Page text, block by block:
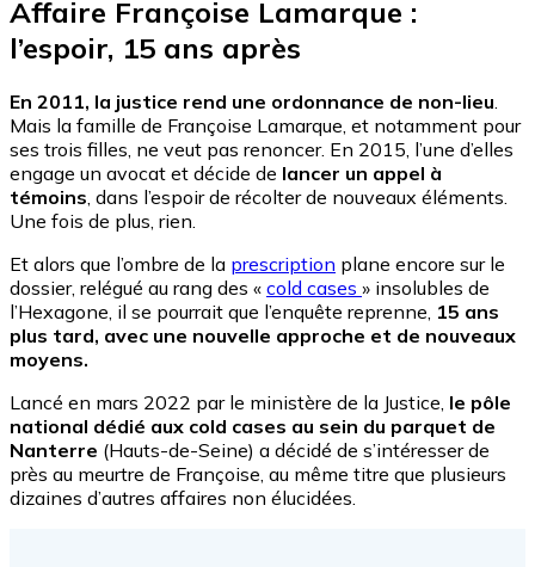
Affaire Françoise Lamarque :
l’espoir, 15 ans après
En 2011, la justice rend une ordonnance de non-lieu.
Mais la famille de Françoise Lamarque, et notamment pour
ses trois filles, ne veut pas renoncer. En 2015, l’une d’elles
engage un avocat et décide de lancer un appel à
témoins, dans l’espoir de récolter de nouveaux éléments.
Une fois de plus, rien.
Et alors que l’ombre de la prescription plane encore sur le
dossier, relégué au rang des « cold cases » insolubles de
l’Hexagone, il se pourrait que l’enquête reprenne, 15 ans
plus tard, avec une nouvelle approche et de nouveaux
moyens.
Lancé en mars 2022 par le ministère de la Justice, le pôle
national dédié aux cold cases au sein du parquet de
Nanterre (Hauts-de-Seine) a décidé de s’intéresser de
près au meurtre de Françoise, au même titre que plusieurs
dizaines d’autres affaires non élucidées.